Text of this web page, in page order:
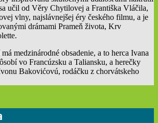
učil od Věry Chytilovej a Františka Vláčila,
vlny, najslávnejšej éry českého filmu, a je
drámami Prameň života, Krv
medzinárodné obsadenie, a to herca Ivana
vo Francúzsku a Taliansku, a herečky
Bakovićovú, rodáčku z chorvátskeho